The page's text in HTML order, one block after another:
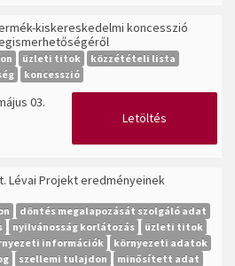
kiskereskedelmi koncesszió
üzleti titok
közzétételi lista
koncesszió
03.
Letöltés
Lévai Projekt eredményeinek
döntés megalapozását szolgáló adat
nyilvánosság korlátozás
üzleti titok
információk
környezeti adatok
szellemi tulajdon
minősített adat